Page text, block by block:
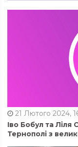
21 Лютого 2024,
Іво Бобул та
Тернополі з